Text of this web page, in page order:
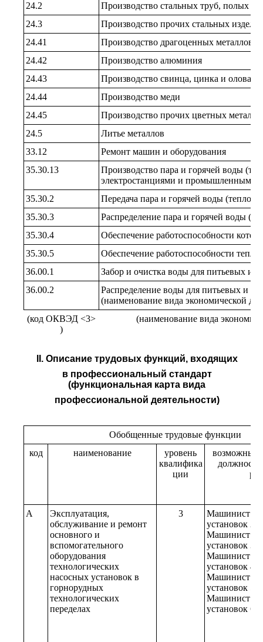
24.2
Производство стальных труб, полых
24.3
Производство прочих стальных
24.41
Производство драгоценных металлов
24.42
Производство алюминия
24.43
Производство свинца, цинка и олова
24.44
Производство меди
24.45
Производство прочих цветных
24.5
Литье металлов
33.12
Ремонт машин и оборудования
35.30.13
Производство пара и горячей воды
электростанциями и промышленными
35.30.2
Передача пара и горячей воды
35.30.3
Распределение пара и горячей воды
35.30.4
Обеспечение работоспособности
35.30.5
Обеспечение работоспособности
36.00.1
Забор и очистка воды для питьевых и
36.00.2
Распределение воды для питьевых и
(наименование вида экономической
(код ОКВЭД <3>
)
(наименование вида
II. Описание трудовых функций, входящих
в профессиональный стандарт
(функциональная карта вида
профессиональной деятельности)
Обобщенные трудовые функции
код
наименование
уровень
квалифика
ции
возможные
A
Эксплуатация,
обслуживание и ремонт
основного и
вспомогательного
оборудования
технологических
насосных установок в
горнорудных
технологических
переделах
3
Машинист
установок 2-
Машинист
установок 3-
Машинист
установок 4-
Машинист
установок 5-
Машинист
установок 6-